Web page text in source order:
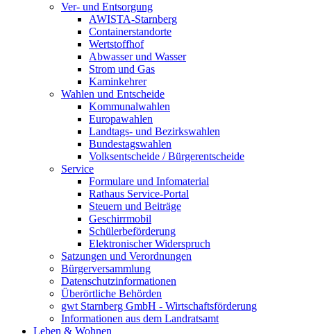
Ver- und Entsorgung
AWISTA-Starnberg
Containerstandorte
Wertstoffhof
Abwasser und Wasser
Strom und Gas
Kaminkehrer
Wahlen und Entscheide
Kommunalwahlen
Europawahlen
Landtags- und Bezirkswahlen
Bundestagswahlen
Volksentscheide / Bürgerentscheide
Service
Formulare und Infomaterial
Rathaus Service-Portal
Steuern und Beiträge
Geschirrmobil
Schülerbeförderung
Elektronischer Widerspruch
Satzungen und Verordnungen
Bürgerversammlung
Datenschutzinformationen
Überörtliche Behörden
gwt Starnberg GmbH - Wirtschaftsförderung
Informationen aus dem Landratsamt
Leben & Wohnen